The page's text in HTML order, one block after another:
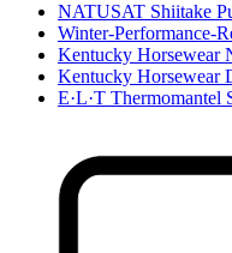
NATUSAT Shiitake
Winter-Performance-
Kentucky Horsewear
Kentucky Horsewear
E·L·T Thermomantel